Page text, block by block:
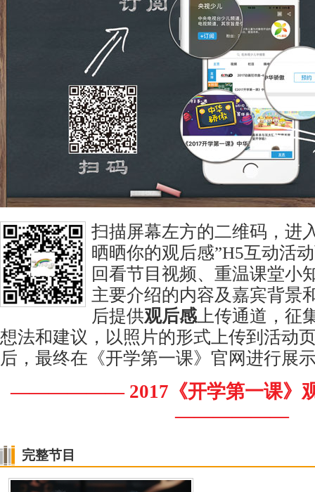
扫描屏幕左方的二维码，进
晒晒你的观后感”H5互动活
回看节目视频、重温课堂小
主要介绍的内容及嘉宾背景
后提供观后感 上传通道，征
想法和建议，以照片的形式上传到活动
后，最终在《开学第一课》官网进行展
—————— 2017《开学第一课》观
——————
完整节目